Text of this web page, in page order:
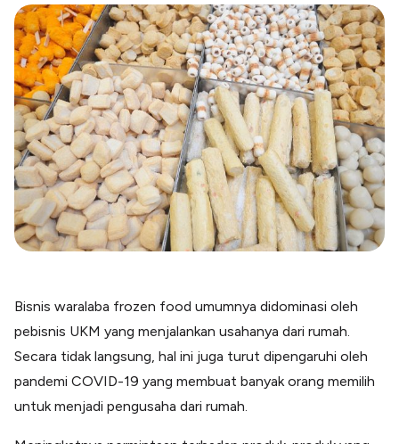
Paper XB
Bayar luar negeri pakai kartu kredit
Kartu Kredit Bisnis
Paper Card
Satu kartu untuk bisnis & personal
Paper Horizon
Kartu korporat expense terlengkap
Solusi Industri
Food & Beverages
Health & Beauty
Terima Pembayaran Instan Dan CC
Lainnya
Blog
Kumpulan tips dan informasi bisnis
Bisnis waralaba frozen food umumnya didominasi oleh
pebisnis UKM yang menjalankan usahanya dari rumah.
Secara tidak langsung, hal ini juga turut dipengaruhi oleh
pandemi COVID-19 yang membuat banyak orang memilih
untuk menjadi pengusaha dari rumah.